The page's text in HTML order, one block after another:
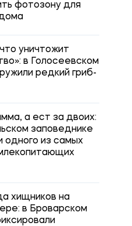
фотозону для
уничтожит
в Голосеевском
редкий гриб-
а ест за двоих:
заповеднике
одного из самых
хищников на
в Броварском